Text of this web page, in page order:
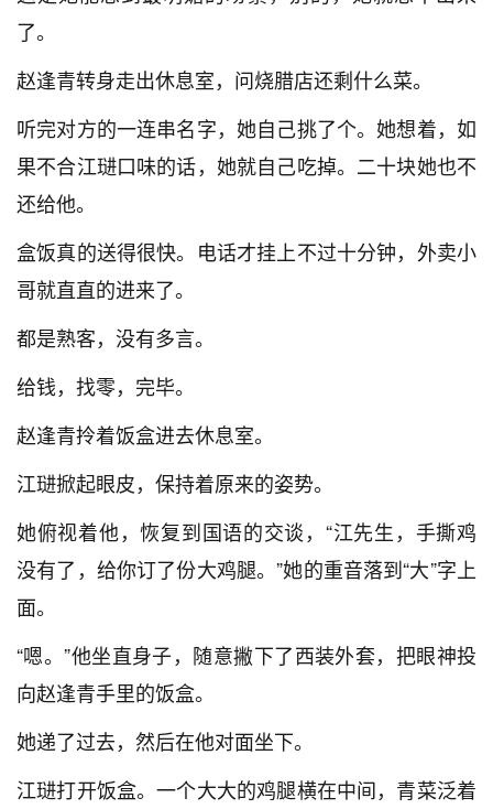
了。
赵逢青转身走出休息室，问烧腊店还剩什么菜。
听完对方的一连串名字，她自己挑了个。她想着，如
果不合江琎口味的话，她就自己吃掉。二十块她也不
还给他。
盒饭真的送得很快。电话才挂上不过十分钟，外卖小
哥就直直的进来了。
都是熟客，没有多言。
给钱，找零，完毕。
赵逢青拎着饭盒进去休息室。
江琎掀起眼皮，保持着原来的姿势。
她俯视着他，恢复到国语的交谈，“江先生，手撕鸡
没有了，给你订了份大鸡腿。”她的重音落到“大”字上
面。
“嗯。”他坐直身子，随意撇下了西装外套，把眼神投
向赵逢青手里的饭盒。
她递了过去，然后在他对面坐下。
江琎打开饭盒。一个大大的鸡腿横在中间，青菜泛着